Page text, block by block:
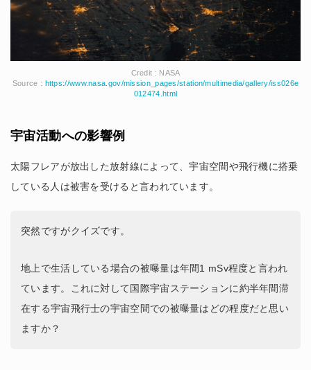
Credit : NASA
Source : https://www.nasa.gov/mission_pages/station/multimedia/gallery/iss026e
012474.html
宇宙活動への影響例
太陽フレアが放出した放射線によって、宇宙空間や飛行機に搭乗
している人は被害を受けると言われています。
突然ですがクイズです。
地上で生活している場合の被曝量は年間1 mSv程度と言われ
ています。これに対して国際宇宙ステーションに約半年間滞
在する宇宙飛行士の宇宙空間での被曝量はどの程度だと思い
ますか？